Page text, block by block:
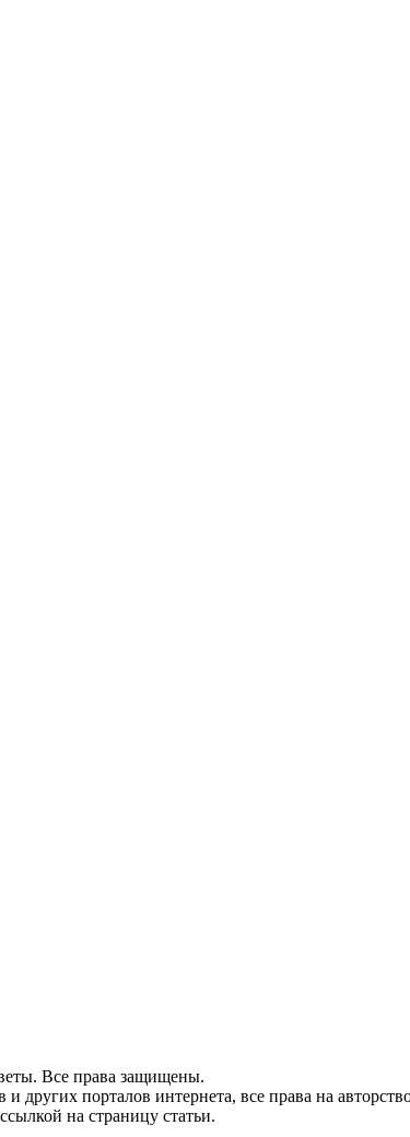
Все права защищены.
других порталов интернета, все права на
на страницу статьи.